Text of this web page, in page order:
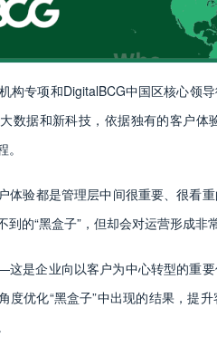
构专项和DigitalBCG中国区核心领
数据和新科技，依据独有的客户
体验都是管理层中间很重要、很看
到的“黑盒子”，但却会对运营形成非
是企业向以客户为中心转型的重
度优化“黑盒子”中出现的结果，提